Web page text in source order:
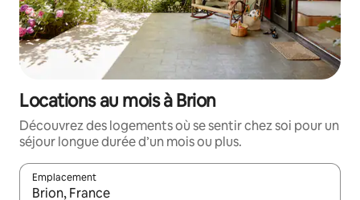
Locations au mois à Brion
Découvrez des logements où se sentir chez soi pour un
séjour longue durée d’un mois ou plus.
Emplacement
Quand les résultats sont affichés, parcourez-les en utilisant